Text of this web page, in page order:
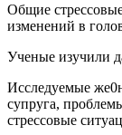
Общие
изменений в
Ученые изучили
Исследуемые
супруга,
стрессовые